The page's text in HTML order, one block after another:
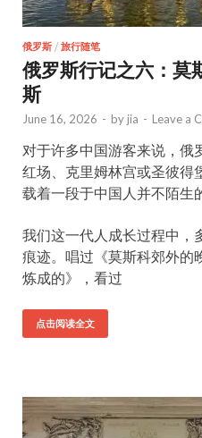
俄罗斯 / 旅行随笔
俄罗斯行记之六：莫
斯
June 16, 2026 - by jia - Leave a
对于许多中国游客来说，俄
红场、克里姆林宫或圣彼得
载着一段于中国人并不陌生
我们这一代人成长过程中，
痕迹。唱过《莫斯科郊外的
炼成的》，看过
点击阅读全文